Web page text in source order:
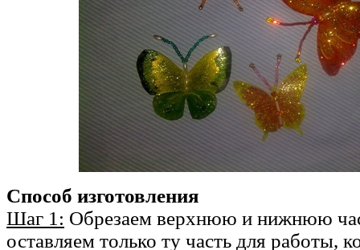
Способ изготовления
Шаг 1: Обрезаем верхнюю и нижнюю
оставляем только ту часть для работы,